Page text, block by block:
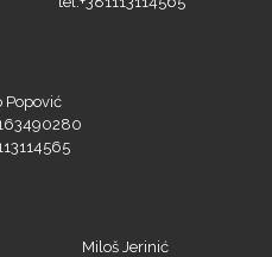
Popović
Miloš Jerinić